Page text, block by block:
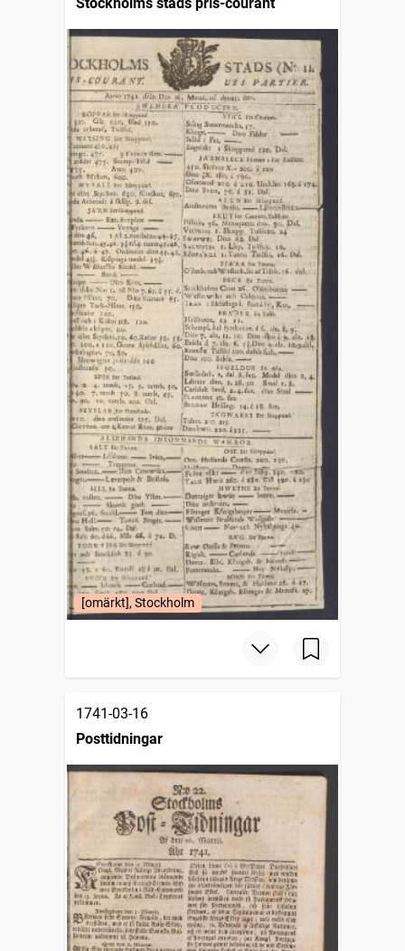
Stockholms stads pris-courant
[omärkt], Stockholm
1741-03-16
Posttidningar